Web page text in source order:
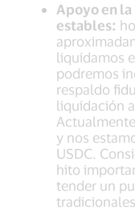
Apoyo en
estables:
liquidamos
podremos
respaldo
liquidación
y nos
USDC.
hito
tender un